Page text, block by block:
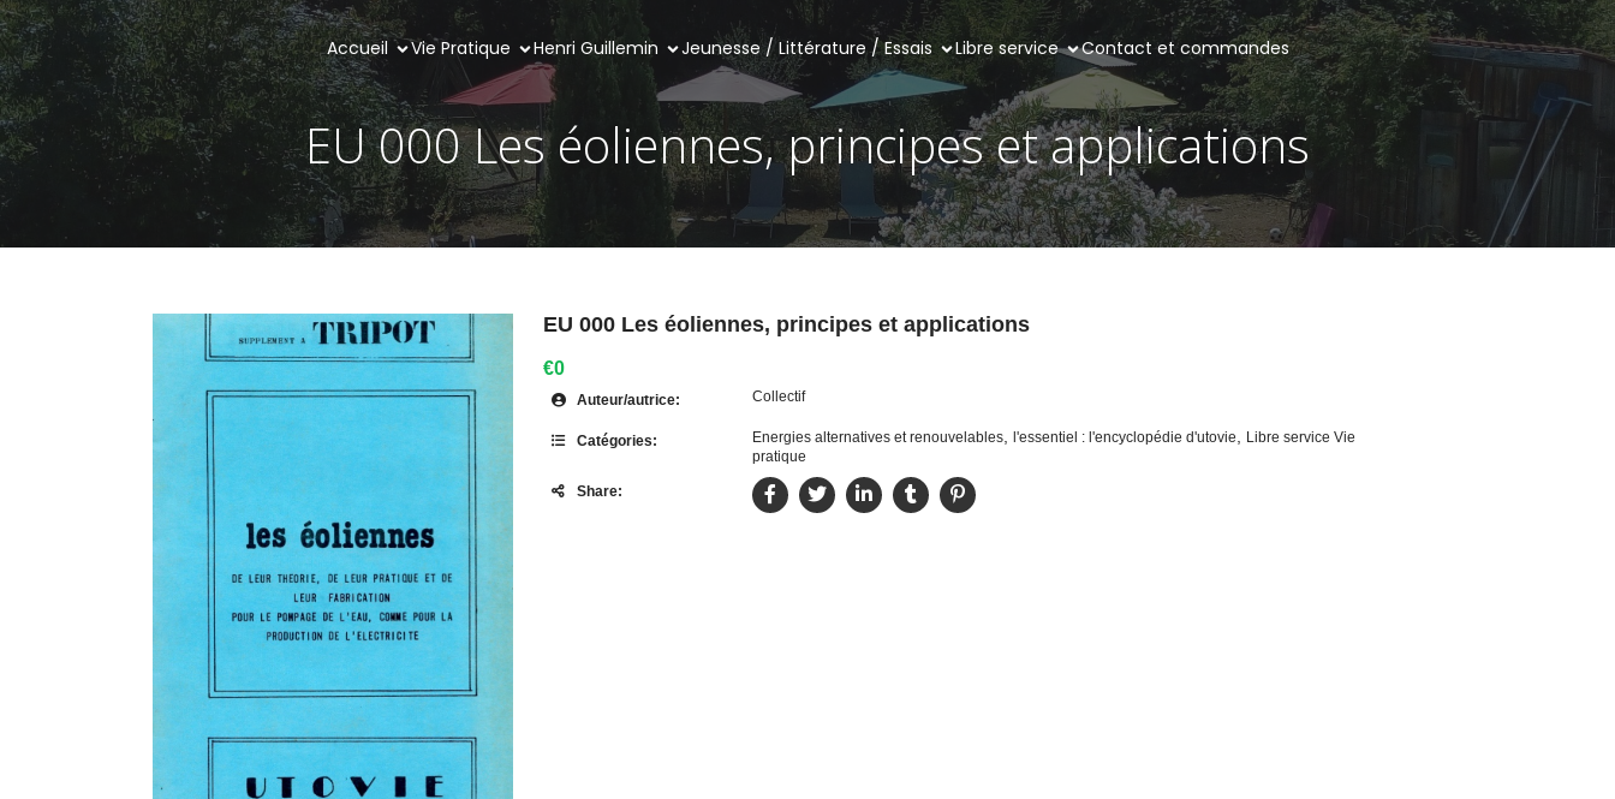
Accueil Vie Pratique Henri Guillemin Jeunesse / Littérature / Essais Libre service Contact et commandes
EU 000 Les éoliennes, principes et applications
EU 000 Les éoliennes, principes et applications
€0
Auteur/autrice: Collectif
Catégories: Energies alternatives et renouvelables l'essentiel : l'encyclopédie d'utovie
Libre service Vie
pratique
Share: